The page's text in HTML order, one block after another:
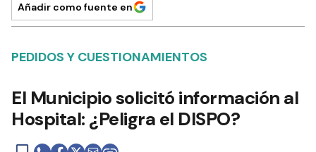
Añadir como fuente en
PEDIDOS Y CUESTIONAMIENTOS
El Municipio solicitó información al
Hospital: ¿Peligra el DISPO?